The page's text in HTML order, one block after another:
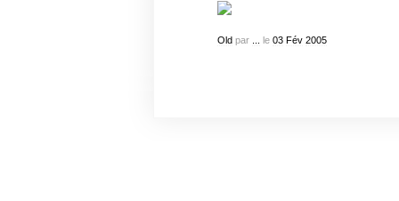
Old par le 03 Fév 2005